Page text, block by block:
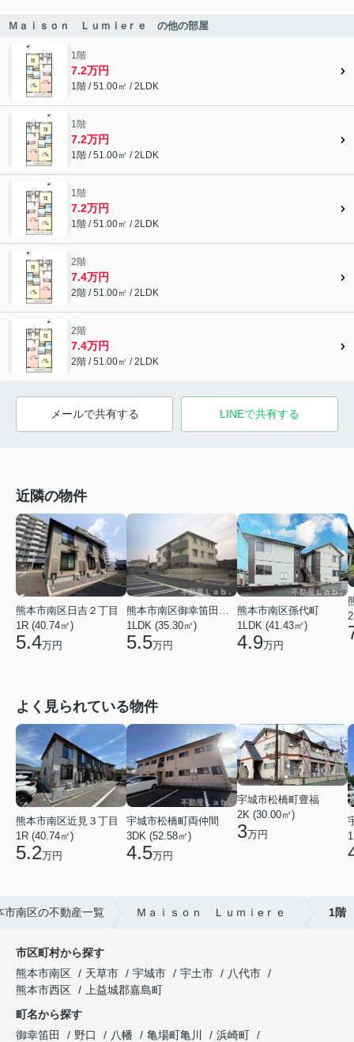
Ｍａｉｓｏｎ Ｌｕｍｉeｒｅ の他の部屋
1階
7.2万円
1階 / 51.00㎡ / 2LDK
1階
7.2万円
1階 / 51.00㎡ / 2LDK
1階
7.2万円
1階 / 51.00㎡ / 2LDK
2階
7.4万円
2階 / 51.00㎡ / 2LDK
2階
7.4万円
2階 / 51.00㎡ / 2LDK
メールで共有する LINEで共有する
近隣の物件
熊本市南区日吉２丁目
1R (40.74㎡)
5.4万円
1LDK (35.30㎡)
5.5万円
熊本市南区孫代町
1LDK (41.43㎡)
4.9万円
よく見られている物件
熊本市南区近見３丁目
1R (40.74㎡)
5.2万円
宇城市松橋町両仲間
3DK (52.58㎡)
4.5万円
宇城市松橋町豊福
2K (30.00㎡)
3万円
市南区の不動産一覧 Ｍａｉｓｏｎ Ｌｕｍｉeｒｅ 1階
市区町村から探す
熊本市南区
天草市 宇城市 宇土市
八代市
熊本市西区
上益城郡嘉島町
町名から探す
御幸笛田
野口 八幡 亀場町亀川
浜崎町